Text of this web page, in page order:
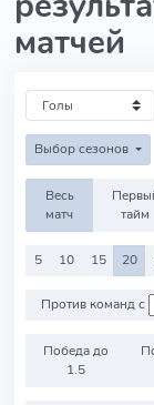
матчей
Выбор сезонов
Весь
матч
тайм
5 10 15 20
Против команд с
Победа до
1.5